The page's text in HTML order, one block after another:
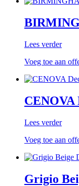
Lees verder
Voeg toe aan
CENOVA
Lees verder
Voeg toe aan
Grigio